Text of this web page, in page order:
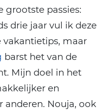
passies:
drie jaar vul ik deze
maar
barst het van de
Mijn doel in het
en
Nouja, ook